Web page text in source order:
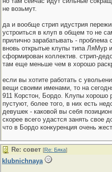
не возьмут.
да и вообще стрип идустрия
устроиться в клуп в общем то не
прилично зарабатывать - проблема
вновь открытые клупы типа ЛяМур
сформирован коллектив. стрип-
там еще меньше чем в хорошо
если вы хотите работать с
вещи своими именами, то на
911 Корстон, Бордо. Клупы хорошо
пустуют, более того, в них есть
девушек - каковой вы себя
скорее всего удастся занять свое
что в Бордо конкуренция очень
Re: совет [Re: Бяка]
klubnichnaya